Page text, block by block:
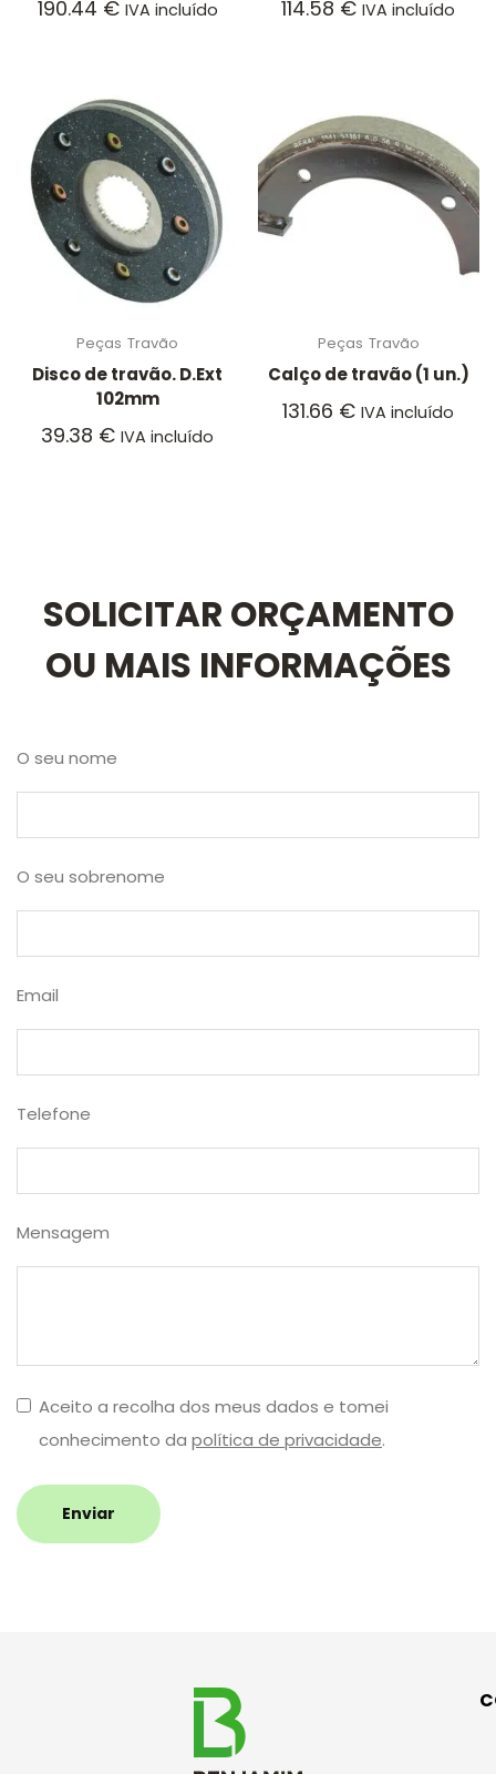
190.44 € IVA incluído 114.58 € IVA incluído
Peças Travão
Disco de travão. D.Ext
102mm
39.38 € IVA incluído
Peças Travão
Calço de travão (1 un.)
131.66 € IVA incluído
SOLICITAR ORÇAMENTO
OU MAIS INFORMAÇÕES
O seu nome
O seu sobrenome
Email
Telefone
Mensagem
Aceito a recolha dos meus dados e tomei
conhecimento da política de privacidade.
Enviar